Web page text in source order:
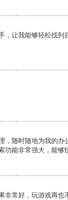
，让我能够轻松找到
，随时随地为我的办
功能非常强大，能够
非常好，玩游戏再也